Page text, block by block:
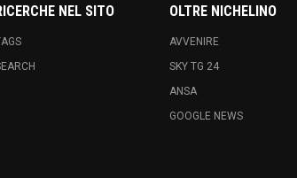
NEL SITO OLTRE NICHELINO
AVVENIRE
SKY TG 24
ANSA
GOOGLE NEWS